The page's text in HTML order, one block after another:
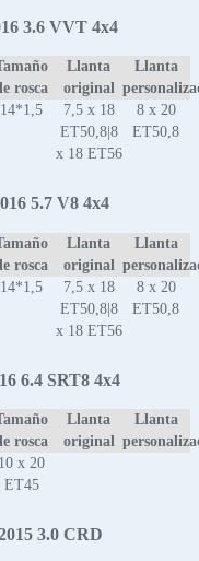
3.6 VVT 4x4
rosca
Llanta
original
Llanta
14*1,5
7,5 x 18
ET50,8|8
x 18 ET56
8 x 20
ET50,8
5.7 V8 4x4
rosca
Llanta
original
Llanta
14*1,5
7,5 x 18
ET50,8|8
x 18 ET56
8 x 20
ET50,8
6.4 SRT8 4x4
rosca
Llanta
original
Llanta
10 x 20
ET45
3.0 CRD